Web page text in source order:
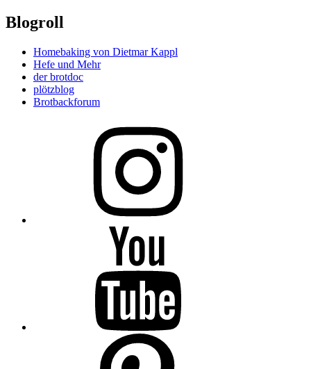
Blogroll
Homebaking von Dietmar Kappl
Hefe und Mehr
der brotdoc
plötzblog
Brotbackforum